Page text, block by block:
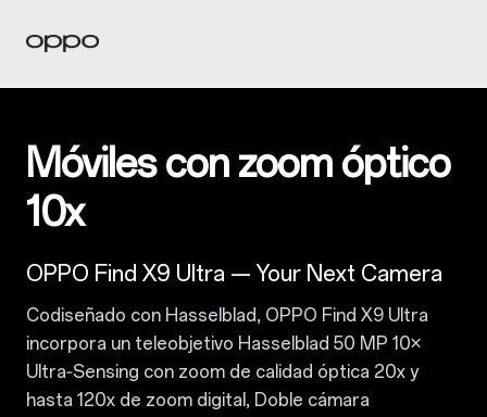
Móviles con zoom óptico
10x
OPPO Find X9 Ultra — Your Next Camera
Codiseñado con Hasselblad, OPPO Find X9 Ultra
incorpora un teleobjetivo Hasselblad 50 MP 10×
Ultra‑Sensing con zoom de calidad óptica 20x y
hasta 120x de zoom digital, Doble cámara